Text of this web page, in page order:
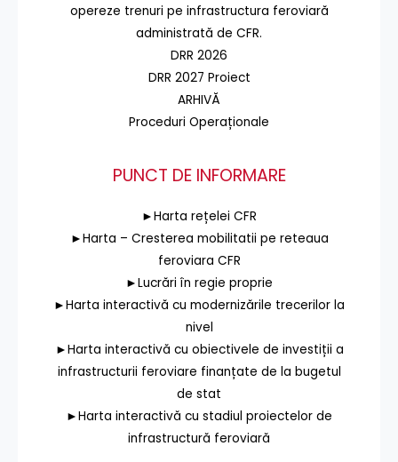
opereze trenuri pe infrastructura feroviară
administrată de CFR.
DRR 2026
DRR 2027 Proiect
ARHIVĂ
Proceduri Operaționale
PUNCT DE INFORMARE
►Harta rețelei CFR
►Harta – Cresterea mobilitatii pe reteaua
feroviara CFR
►Lucrări în regie proprie
►Harta interactivă cu modernizările trecerilor la
nivel
►Harta interactivă cu obiectivele de investiții a
infrastructurii feroviare finanțate de la bugetul
de stat
►Harta interactivă cu stadiul proiectelor de
infrastructură feroviară